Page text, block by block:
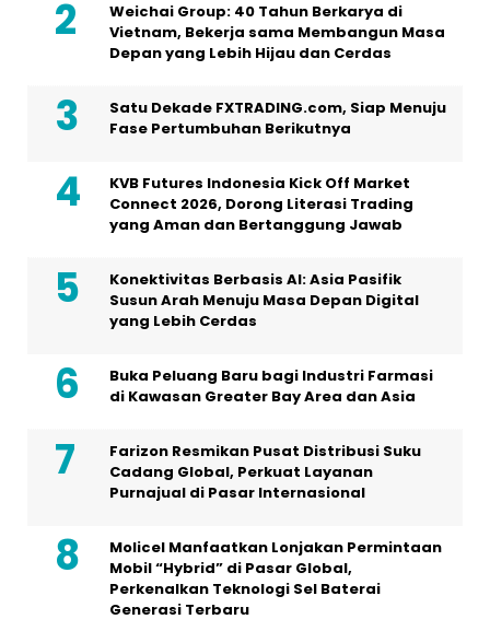
Weichai Group: 40 Tahun Berkarya di
Vietnam, Bekerja sama Membangun Masa
Depan yang Lebih Hijau dan Cerdas
Satu Dekade FXTRADING.com, Siap Menuju
Fase Pertumbuhan Berikutnya
KVB Futures Indonesia Kick Off Market
Connect 2026, Dorong Literasi Trading
yang Aman dan Bertanggung Jawab
Konektivitas Berbasis AI: Asia Pasifik
Susun Arah Menuju Masa Depan Digital
yang Lebih Cerdas
Buka Peluang Baru bagi Industri Farmasi
di Kawasan Greater Bay Area dan Asia
Farizon Resmikan Pusat Distribusi Suku
Cadang Global, Perkuat Layanan
Purnajual di Pasar Internasional
Molicel Manfaatkan Lonjakan Permintaan
Mobil “Hybrid” di Pasar Global,
Perkenalkan Teknologi Sel Baterai
Generasi Terbaru